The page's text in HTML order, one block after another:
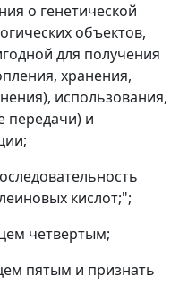
о генетической
объектов,
для получения
хранения,
использования,
передачи) и
кислот;";
четвертым;
пятым и признать